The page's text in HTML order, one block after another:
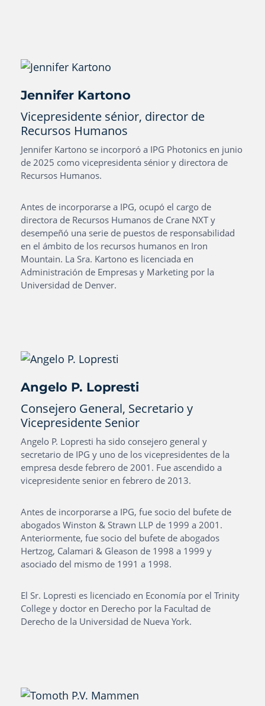
Jennifer Kartono
Vicepresidente sénior, director de
Recursos Humanos
Jennifer Kartono se incorporó a IPG Photonics en junio
de 2025 como vicepresidenta sénior y directora de
Recursos Humanos.
Antes de incorporarse a IPG, ocupó el cargo de
directora de Recursos Humanos de Crane NXT y
desempeñó una serie de puestos de responsabilidad
en el ámbito de los recursos humanos en Iron
Mountain. La Sra. Kartono es licenciada en
Administración de Empresas y Marketing por la
Universidad de Denver.
Angelo P. Lopresti
Consejero General, Secretario y
Vicepresidente Senior
Angelo P. Lopresti ha sido consejero general y
secretario de IPG y uno de los vicepresidentes de la
empresa desde febrero de 2001. Fue ascendido a
vicepresidente senior en febrero de 2013.
Antes de incorporarse a IPG, fue socio del bufete de
abogados Winston & Strawn LLP de 1999 a 2001.
Anteriormente, fue socio del bufete de abogados
Hertzog, Calamari & Gleason de 1998 a 1999 y
asociado del mismo de 1991 a 1998.
El Sr. Lopresti es licenciado en Economía por el Trinity
College y doctor en Derecho por la Facultad de
Derecho de la Universidad de Nueva York.